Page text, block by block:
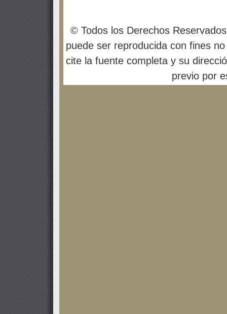
© Todos los Derechos
puede ser reproducida con fines
cite la fuente completa y su
previo por